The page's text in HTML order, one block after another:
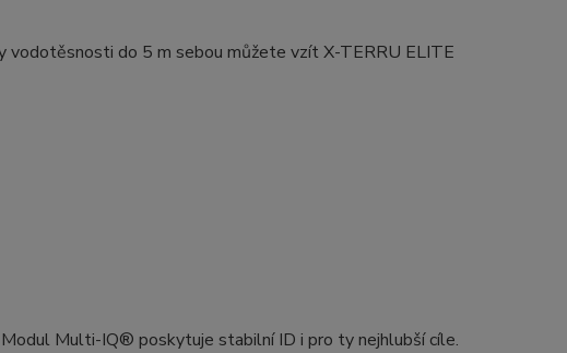
vodotěsnosti do 5 m sebou můžete vzít X-TERRU ELITE
Multi-IQ® poskytuje stabilní ID i pro ty nejhlubší cíle.